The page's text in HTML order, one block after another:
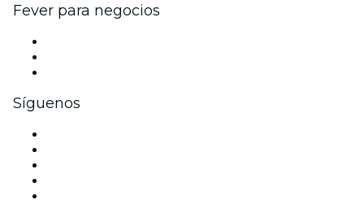
Fever para negocios
Síguenos